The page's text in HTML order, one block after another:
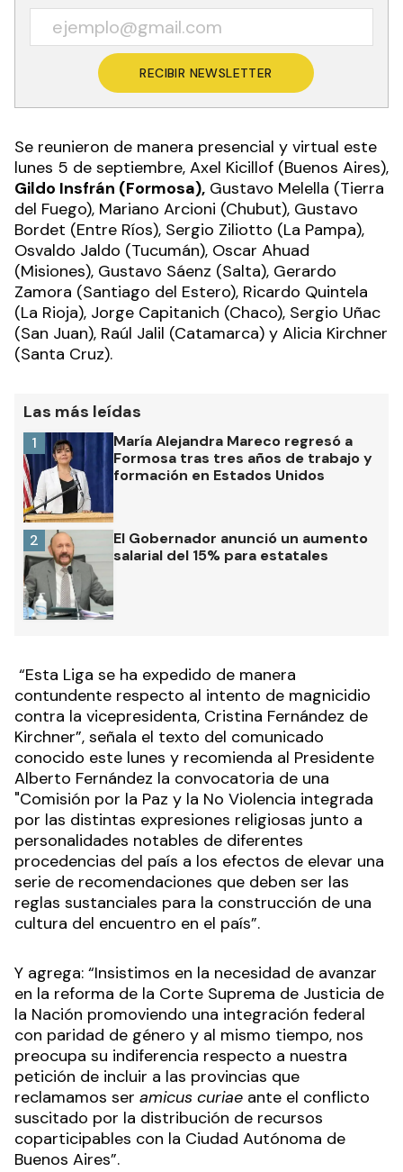
RECIBIR NEWSLETTER
Se reunieron de manera presencial y virtual este
lunes 5 de septiembre, Axel Kicillof (Buenos Aires),
Gildo Insfrán (Formosa), Gustavo Melella (Tierra
del Fuego), Mariano Arcioni (Chubut), Gustavo
Bordet (Entre Ríos), Sergio Ziliotto (La Pampa),
Osvaldo Jaldo (Tucumán), Oscar Ahuad
(Misiones), Gustavo Sáenz (Salta), Gerardo
Zamora (Santiago del Estero), Ricardo Quintela
(La Rioja), Jorge Capitanich (Chaco), Sergio Uñac
(San Juan), Raúl Jalil (Catamarca) y Alicia Kirchner
(Santa Cruz).
Las más leídas
María Alejandra Mareco regresó a
Formosa tras tres años de trabajo y
formación en Estados Unidos
1
El Gobernador anunció un aumento
salarial del 15% para estatales
2
“Esta Liga se ha expedido de manera
contundente respecto al intento de magnicidio
contra la vicepresidenta, Cristina Fernández de
Kirchner”, señala el texto del comunicado
conocido este lunes y recomienda al Presidente
Alberto Fernández la convocatoria de una
"Comisión por la Paz y la No Violencia integrada
por las distintas expresiones religiosas junto a
personalidades notables de diferentes
procedencias del país a los efectos de elevar una
serie de recomendaciones que deben ser las
reglas sustanciales para la construcción de una
cultura del encuentro en el país”.
Y agrega: “Insistimos en la necesidad de avanzar
en la reforma de la Corte Suprema de Justicia de
la Nación promoviendo una integración federal
con paridad de género y al mismo tiempo, nos
preocupa su indiferencia respecto a nuestra
petición de incluir a las provincias que
reclamamos ser amicus curiae ante el conflicto
suscitado por la distribución de recursos
coparticipables con la Ciudad Autónoma de
Buenos Aires”.